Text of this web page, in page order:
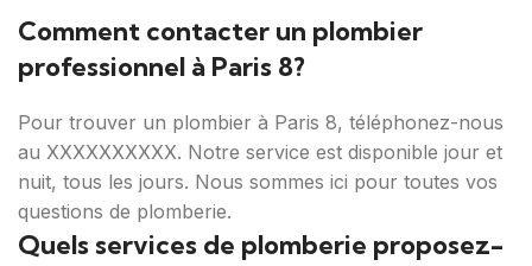
Comment contacter un plombier
professionnel à Paris 8?
Pour trouver un plombier à Paris 8, téléphonez-nous
au XXXXXXXXXX. Notre service est disponible jour et
nuit, tous les jours. Nous sommes ici pour toutes vos
questions de plomberie.
Quels services de plomberie proposez-